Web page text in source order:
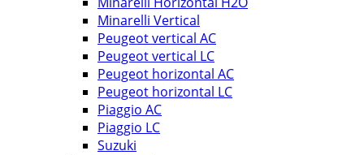
Minarelli Vertical
Peugeot vertical AC
Peugeot vertical LC
Peugeot horizontal AC
Peugeot horizontal LC
Piaggio AC
Piaggio LC
Suzuki